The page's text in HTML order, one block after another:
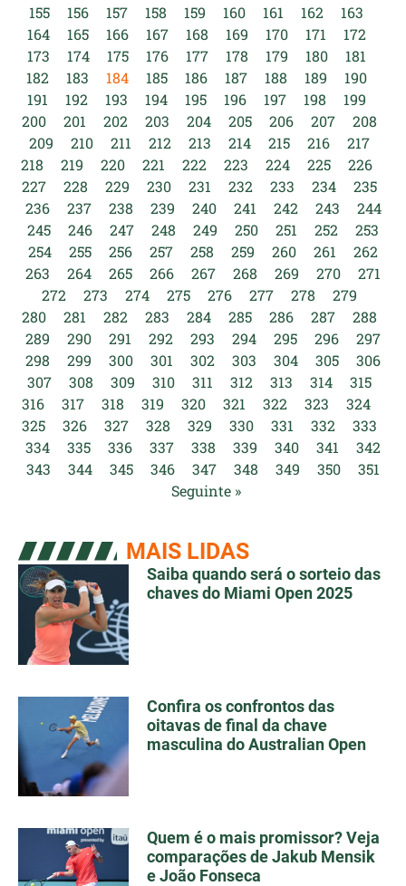
155
156 157 158 159 160 161 162
163
164
165 166 167 168 169 170 171
172
173
174 175 176 177 178 179 180
181
182
183 184 185 186 187 188 189
190
191
192 193 194 195 196 197 198
199
200
201 202 203 204 205 206 207
208
209
210 211 212 213 214 215 216
217
218
219 220 221 222 223 224 225
226
227
228 229 230 231 232 233 234
235
236
237 238 239 240 241 242 243
244
245
246 247 248 249 250 251 252
253
254
255 256 257 258 259 260 261
262
263
264 265 266 267 268 269 270
271
272
273 274 275 276 277 278
279
280
281 282 283 284 285 286 287
288
289
290 291 292 293 294 295 296
297
298
299 300 301 302 303 304 305
306
307
308 309 310 311 312 313 314
315
316
317 318 319 320 321 322 323
324
325
326 327 328 329 330 331 332
333
334
335 336 337 338 339 340 341
342
343
344 345 346 347 348 349 350
351
Seguinte »
MAIS LIDAS
Saiba quando será o sorteio das
chaves do Miami Open 2025
Confira os confrontos das
oitavas de final da chave
masculina do Australian Open
Quem é o mais promissor? Veja
comparações de Jakub Mensik
e João Fonseca